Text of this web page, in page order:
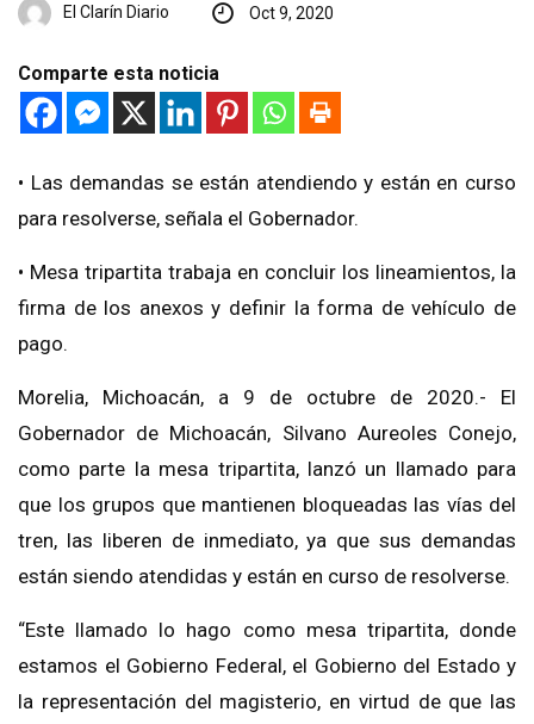
El Clarín Diario Oct 9, 2020
Comparte esta noticia
• Las demandas se están atendiendo y están en curso
para resolverse, señala el Gobernador.
• Mesa tripartita trabaja en concluir los lineamientos, la
firma de los anexos y definir la forma de vehículo de
pago.
Morelia, Michoacán, a 9 de octubre de 2020.- El
Gobernador de Michoacán, Silvano Aureoles Conejo,
como parte la mesa tripartita, lanzó un llamado para
que los grupos que mantienen bloqueadas las vías del
tren, las liberen de inmediato, ya que sus demandas
están siendo atendidas y están en curso de resolverse.
“Este llamado lo hago como mesa tripartita, donde
estamos el Gobierno Federal, el Gobierno del Estado y
la representación del magisterio, en virtud de que las